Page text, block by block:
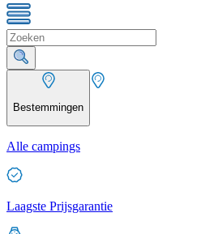
Bestemmingen
Alle campings
Laagste Prijsgarantie